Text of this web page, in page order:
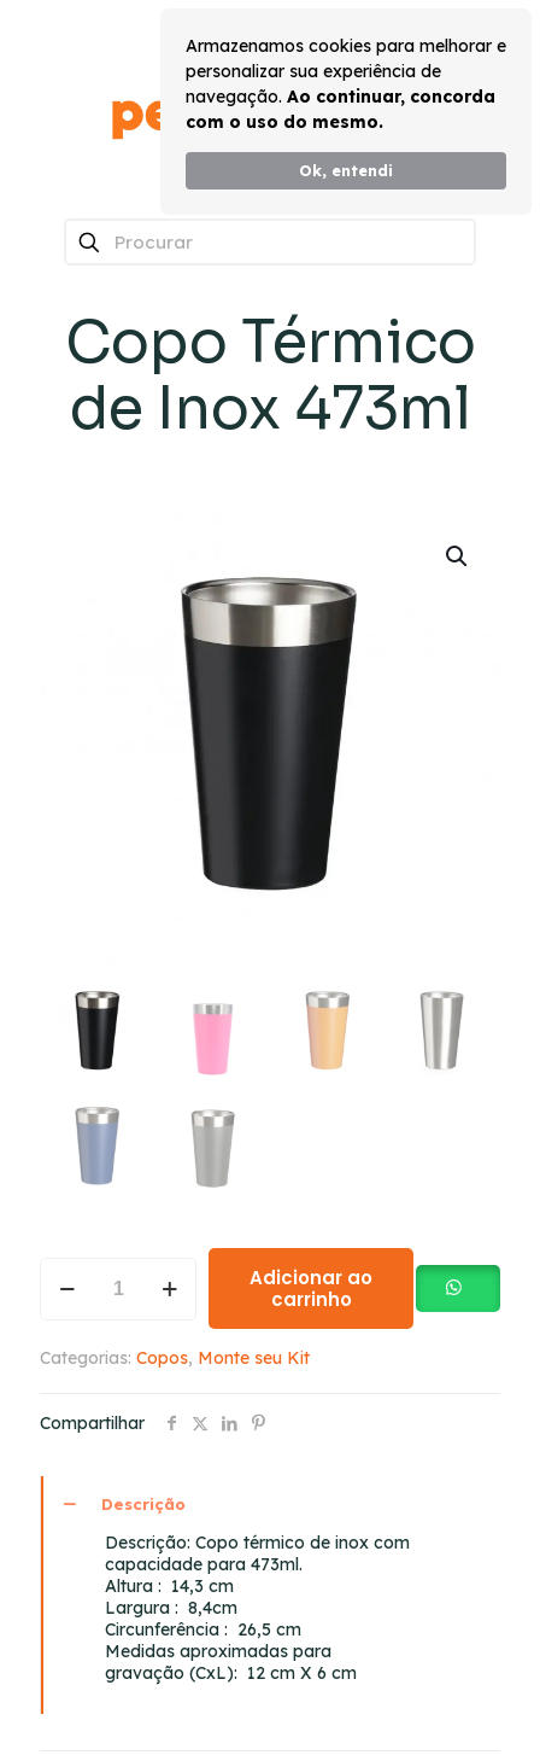
Armazenamos cookies para melhorar e
personalizar sua experiência de
navegação. Ao continuar, concorda
com o uso do mesmo.
Ok, entendi
Copo Térmico
de Inox 473ml
Adicionar ao
carrinho
Categorias: Copos, Monte seu Kit
Compartilhar
Descrição
Descrição:Copo térmico de inox com
capacidade para 473ml.
Altura : 14,3 cm
Largura : 8,4cm
Circunferência : 26,5 cm
Medidas aproximadas para
gravação (CxL): 12 cm X 6 cm